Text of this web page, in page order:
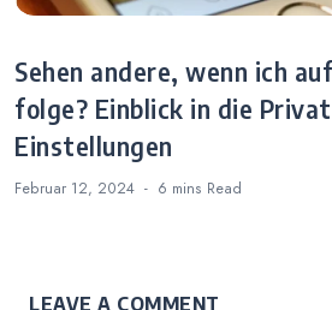
Sehen andere, wenn ich
folge? Einblick in die
Einstellungen
Februar 12, 2024 6 mins Read
LEAVE A COMMENT